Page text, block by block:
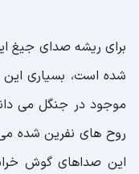
برای ریشه صدای جیغ
شده است، بسیاری
موجود در جنگل می
روح های نفرین شده
این صداهای گوش